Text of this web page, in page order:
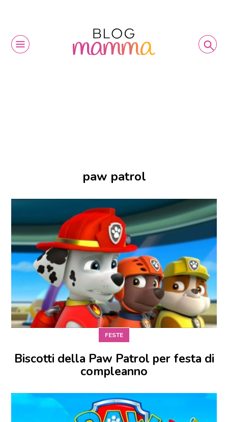
paw patrol
FESTE
Biscotti della Paw Patrol per festa di
compleanno